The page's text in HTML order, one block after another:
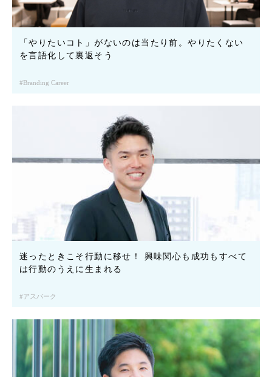
「やりたいコト」がないのは当たり前。やりたくない
を言語化して裏返そう
Branding Career
迷ったときこそ行動に移せ！ 興味関心も成功もすべて
は行動のうえに生まれる
アスパーク